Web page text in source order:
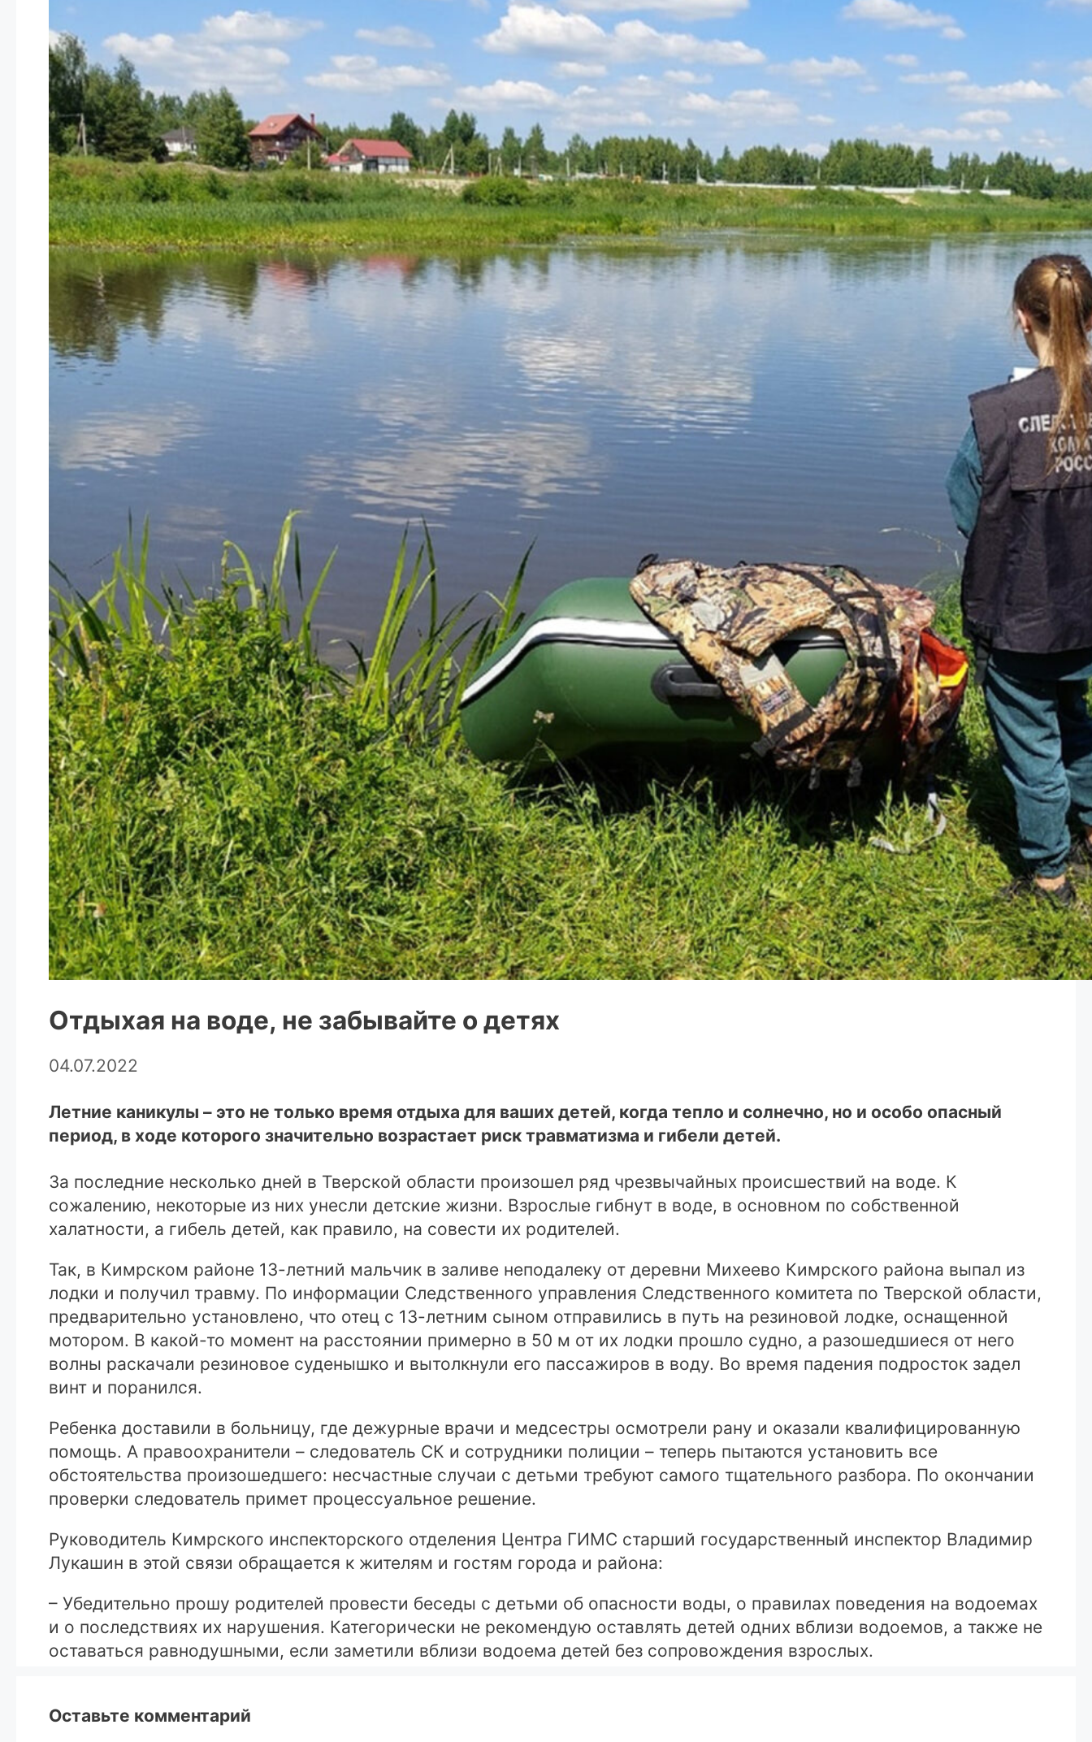
Отдыхая на воде, не забывайте о детях
04.07.2022
Летние каникулы – это не только время отдыха для ваших детей, когда тепло и солнечно, но и особо опасный
период, в ходе которого значительно возрастает риск травматизма и гибели детей.
За последние несколько дней в Тверской области произошел ряд чрезвычайных происшествий на воде. К
сожалению, некоторые из них унесли детские жизни. Взрослые гибнут в воде, в основном по собственной
халатности, а гибель детей, как правило, на совести их родителей.
Так, в Кимрском районе 13-летний мальчик в заливе неподалеку от деревни Михеево Кимрского района выпал из
лодки и получил травму. По информации Следственного управления Следственного комитета по Тверской области,
предварительно установлено, что отец с 13-летним сыном отправились в путь на резиновой лодке, оснащенной
мотором. В какой-то момент на расстоянии примерно в 50 м от их лодки прошло судно, а разошедшиеся от него
волны раскачали резиновое суденышко и вытолкнули его пассажиров в воду. Во время падения подросток задел
винт и поранился.
Ребенка доставили в больницу, где дежурные врачи и медсестры осмотрели рану и оказали квалифицированную
помощь. А правоохранители – следователь СК и сотрудники полиции – теперь пытаются установить все
обстоятельства произошедшего: несчастные случаи с детьми требуют самого тщательного разбора. По окончании
проверки следователь примет процессуальное решение.
Руководитель Кимрского инспекторского отделения Центра ГИМС старший государственный инспектор Владимир
Лукашин в этой связи обращается к жителям и гостям города и района:
– Убедительно прошу родителей провести беседы с детьми об опасности воды, о правилах поведения на водоемах
и о последствиях их нарушения. Категорически не рекомендую оставлять детей одних вблизи водоемов, а также не
оставаться равнодушными, если заметили вблизи водоема детей без сопровождения взрослых.
Оставьте комментарий